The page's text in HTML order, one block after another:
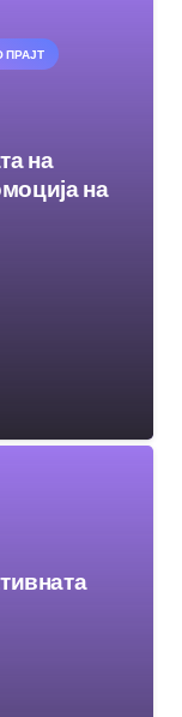
ПРАЈТ
на
на